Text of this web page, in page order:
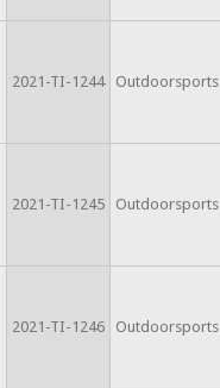
2021-TI-1244 Outdoorsports
2021-TI-1245 Outdoorsports
2021-TI-1246 Outdoorsports